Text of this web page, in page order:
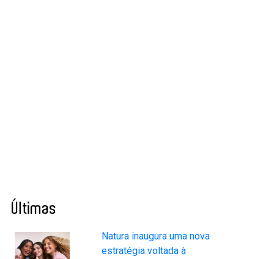
Últimas
Natura inaugura uma nova
estratégia voltada à